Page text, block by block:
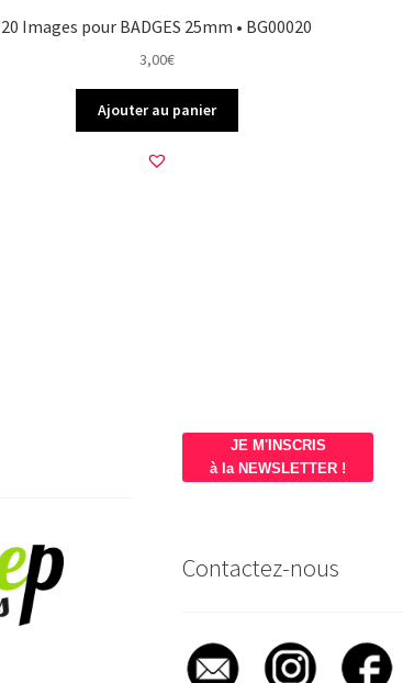
20 Images pour BADGES 25mm • BG00020
3,00€
Ajouter au panier
JE M'INSCRIS
à la NEWSLETTER !
Contactez-nous